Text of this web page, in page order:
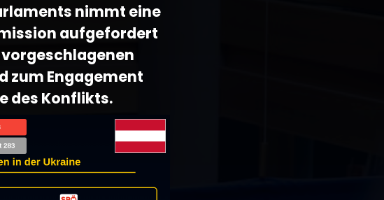
nimmt eine
aufgefordert
zum Engagement
des Konflikts.